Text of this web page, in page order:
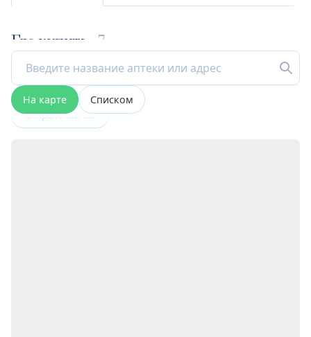
Где купить 7
На карте Списком
Открыта сейчас